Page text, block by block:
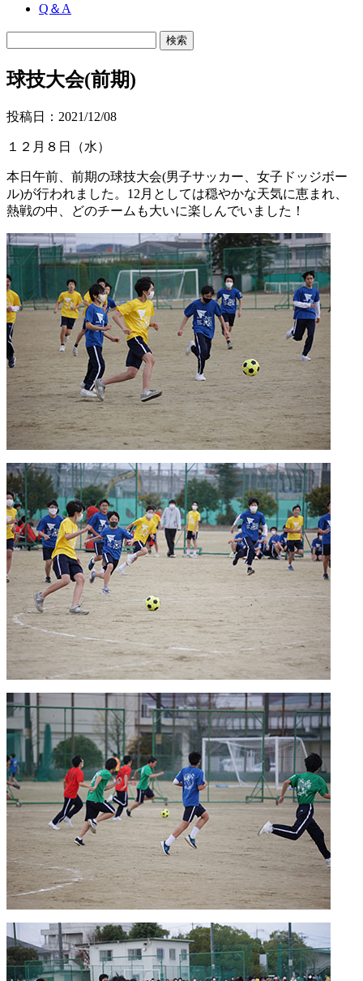
Q＆A
球技大会(前期)
投稿日：2021/12/08
１２月８日（水）
本日午前、前期の球技大会(男子サッカー、女子ドッジボー
ル)が行われました。12月としては穏やかな天気に恵まれ、
熱戦の中、どのチームも大いに楽しんでいました！